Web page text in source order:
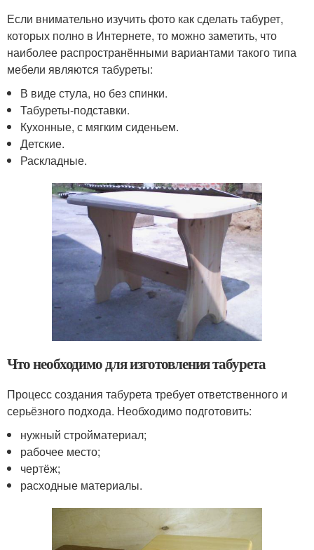
Если внимательно изучить фото как сделать табурет,
которых полно в Интернете, то можно заметить, что
наиболее распространёнными вариантами такого типа
мебели являются табуреты:
В виде стула, но без спинки.
Табуреты-подставки.
Кухонные, с мягким сиденьем.
Детские.
Раскладные.
Что необходимо для изготовления табурета
Процесс создания табурета требует ответственного и
серьёзного подхода. Необходимо подготовить:
нужный стройматериал;
рабочее место;
чертёж;
расходные материалы.